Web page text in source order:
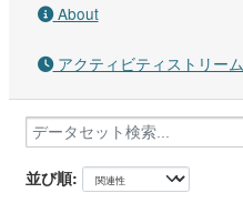
About
アクティビティストリーム
並び順